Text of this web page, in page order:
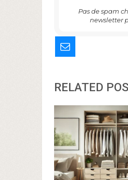
Pas de spam
newsletter
RELATED